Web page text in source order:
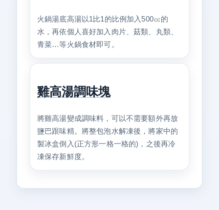
火鍋湯底高湯以1比1的比例加入500㏄的
水，再依個人喜好加入肉片、菇類、丸類、
青菜…等火鍋食材即可。
雞高湯調味塊
將雞高湯變成調味料，可以不需要額外再放
鹽巴跟味精。將整包泡水解凍後，將家中的
製冰盒倒入(正方形一格一格的)，之後再冷
凍保存新鮮度。